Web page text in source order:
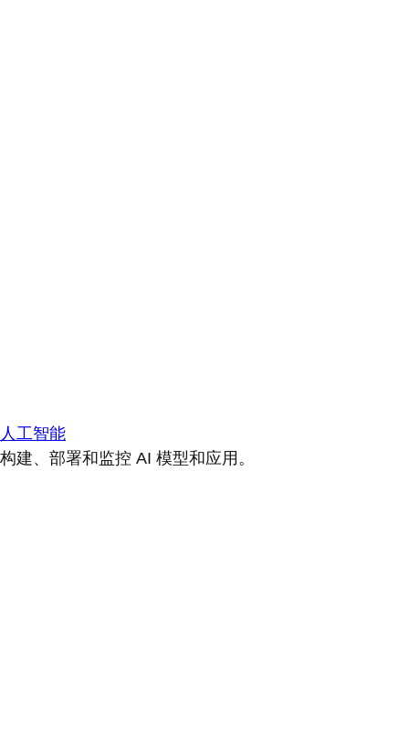
人工智能
构建、部署和监控 AI 模型和应用。